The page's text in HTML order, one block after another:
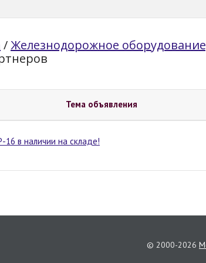
/Железнодорожное
Тема объявления
в наличии на складе!
© 2000-2026